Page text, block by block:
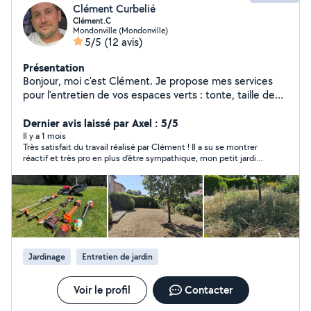
Clément Curbelié
Clément.C
Mondonville (Mondonville)
5/5 (12 avis)
Présentation
Bonjour, moi c'est Clément. Je propose mes services
pour l'entretien de vos espaces verts : tonte, taille de
déchets verts et encombrants, ainsi que le nettoyage
haute pression de terrasses, allées et façades. Travail
sérieux, soigné et efficace. N'hésitez pas à me
contacter !
Dernier avis laissé par Axel : 5/5
Il y a 1 mois
Très satisfait du travail réalisé par Clément ! Il a su se montrer
réactif et très pro en plus d’être sympathique, mon petit jardin
Vous pouvez faire confiance à Clément les yeux fermés !
Jardinage Entretien de jardin
Voir le profil Contacter